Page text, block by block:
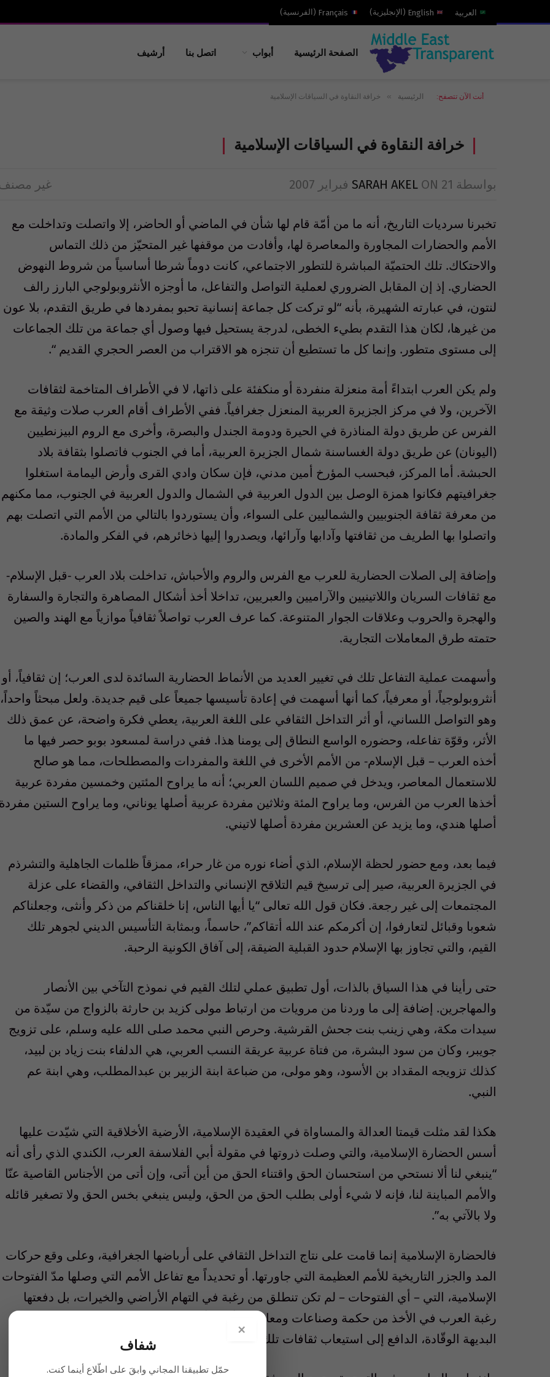
العربية English
( الإنجليزية)
Français
( الفرنسية)
الصفحة الرئيسية أبواب اتصل بنا أرشيف
أنت الآن تتصفح: الرئيسية » خرافة النقاوة في السياقات الإسلامية
خرافة النقاوة في السياقات الإسلامية
بواسطة SARAH AKEL ON 21 فبراير 2007 غير
تخبرنا سرديات التاريخ، أنه ما من أمّة قام لها شأن في الماضي أو الحاضر، إلا واتصلت وتداخلت مع
الأمم والحضارات المجاورة والمعاصرة لها، وأفادت من موقفها غير المتحيّز من ذلك التماس
والاحتكاك. تلك الحتميّة المباشرة للتطور الاجتماعي، كانت دوماً شرطا أساسياً من شروط النهوض
الحضاري. إذ إن المقابل الضروري لعملية التواصل والتفاعل، ما أوجزه الأنثروبولوجي البارز رالف
لنتون، في عبارته الشهيرة، بأنه “لو تركت كل جماعة إنسانية تحبو بمفردها في طريق التقدم، بلا عون
من غيرها، لكان هذا التقدم بطيء الخطى، لدرجة يستحيل فيها وصول أي جماعة من تلك الجماعات
إلى مستوى متطور. وإنما كل ما تستطيع أن تنجزه هو الاقتراب من العصر الحجري القديم “.
ولم يكن العرب ابتداءً أمة منعزلة منفردة أو منكفئة على ذاتها، لا في الأطراف المتاخمة لثقافات
الآخرين، ولا في مركز الجزيرة العربية المنعزل جغرافياً. ففي الأطراف أقام العرب صلات وثيقة مع
الفرس عن طريق دولة المناذرة في الحيرة ودومة الجندل والبصرة، وأخرى مع الروم البيزنطيين
(اليونان) عن طريق دولة الغساسنة شمال الجزيرة العربية، أما في الجنوب فاتصلوا بثقافة بلاد
الحبشة. أما المركز، فبحسب المؤرخ أمين مدني، فإن سكان وادي القرى وأرض اليمامة استغلوا
جغرافيتهم فكانوا همزة الوصل بين الدول العربية في الشمال والدول العربية في الجنوب، مما مكنهم
من معرفة ثقافة الجنوبيين والشماليين على السواء، وأن يستوردوا بالتالي من الأمم التي اتصلت بهم
واتصلوا بها الطريف من ثقافتها وآدابها وآرائها، ويصدروا إليها ذخائرهم، في الفكر والمادة.
وإضافة إلى الصلات الحضارية للعرب مع الفرس والروم والأحباش، تداخلت بلاد العرب -قبل الإسلام-
مع ثقافات السريان واللاتينيين والآراميين والعبريين، تداخلا أخذ أشكال المصاهرة والتجارة والسفارة
والهجرة والحروب وعلاقات الجوار المتنوعة. كما عرف العرب تواصلاً ثقافياً موازياً مع الهند والصين
حتمته طرق المعاملات التجارية.
وأسهمت عملية التفاعل تلك في تغيير العديد من الأنماط الحضارية السائدة لدى العرب؛ إن ثقافياً، أو
أنثروبولوجياً، أو معرفياً، كما أنها أسهمت في إعادة تأسيسها جميعاً على قيم جديدة. ولعل مبحثاً واحداً،
وهو التواصل اللساني، أو أثر التداخل الثقافي على اللغة العربية، يعطي فكرة واضحة، عن عمق ذلك
الأثر، وقوّة تفاعله، وحضوره الواسع النطاق إلى يومنا هذا. ففي دراسة لمسعود بوبو حصر فيها ما
أخذه العرب – قبل الإسلام- من الأمم الأخرى في اللغة والمفردات والمصطلحات، مما هو صالح
للاستعمال المعاصر، ويدخل في صميم اللسان العربي؛ أنه ما يراوح المئتين وخمسين مفردة عربية
أخذها العرب من الفرس، وما يراوح المئة وثلاثين مفردة عربية أصلها يوناني، وما يراوح الستين مفردة
أصلها هندي، وما يزيد عن العشرين مفردة أصلها لاتيني.
فيما بعد، ومع حضور لحظة الإسلام، الذي أضاء نوره من غار حراء، ممزقاً ظلمات الجاهلية والتشرذم
في الجزيرة العربية، صير إلى ترسيخ قيم التلاقح الإنساني والتداخل الثقافي، والقضاء على عزلة
المجتمعات إلى غير رجعة. فكان قول الله تعالى “يا أيها الناس، إنا خلقناكم من ذكر وأنثى، وجعلناكم
شعوبا وقبائل لتعارفوا، إن أكرمكم عند الله أتقاكم”، حاسماً، وبمثابة التأسيس الديني لجوهر تلك
القيم، والتي تجاوز بها الإسلام حدود القبلية الضيقة، إلى آفاق الكونية الرحبة.
حتى رأينا في هذا السياق بالذات، أول تطبيق عملي لتلك القيم في نموذج التآخي بين الأنصار
والمهاجرين. إضافة إلى ما وردنا من مرويات من ارتباط مولى كزيد بن حارثة بالزواج من سيّدة من
سيدات مكة، وهي زينب بنت جحش القرشية. وحرص النبي محمد صلى الله عليه وسلم، على تزويج
جويبر، وكان من سود البشرة، من فتاة عربية عريقة النسب العربي، هي الدلفاء بنت زياد بن لبيد،
كذلك تزويجه المقداد بن الأسود، وهو مولى، من ضباعة ابنة الزبير بن عبدالمطلب، وهي ابنة عم
النبي.
هكذا لقد مثلت قيمتا العدالة والمساواة في العقيدة الإسلامية، الأرضية الأخلاقية التي شيّدت عليها
أسس الحضارة الإسلامية، والتي وصلت ذروتها في مقولة أبي الفلاسفة العرب، الكندي الذي رأى أنه
“ينبغي لنا ألا نستحي من استحسان الحق واقتناء الحق من أين أتى، وإن أتى من الأجناس القاصية عنّا
والأمم المباينة لنا، فإنه لا شيء أولى بطلب الحق من الحق، وليس ينبغي بخس الحق ولا تصغير قائله
ولا بالآتي به”.
فالحضارة الإسلامية إنما قامت على نتاج التداخل الثقافي على أرباضها الجغرافية، وعلى وقع حركات
المد والجزر التاريخية للأمم العظيمة التي جاورتها. أو تحديداً مع تفاعل الأمم التي وصلها مدّ الفتوحات
الإسلامية، التي – أي الفتوحات – لم تكن تنطلق من رغبة في التهام الأراضي والخيرات، بل دفعتها
رغبة العرب في الأخذ من حكمة وصناعات ومعارف الأمم الأخرى. فكان حضور الذهنية العربية ذات
البديهة الوقّادة، الدافع إلى استيعاب ثقافات تلك الأمم المختلفة وتقاليدها الحضارية، وقبولها.
×
شفاف
حمّل تطبيقنا المجاني وابقَ على اطّلاع أينما كنت.